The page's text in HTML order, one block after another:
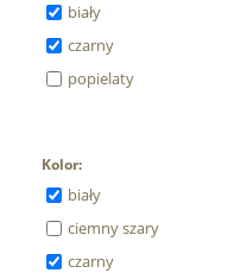
biały
czarny
popielaty
Kolor:
biały
ciemny szary
czarny